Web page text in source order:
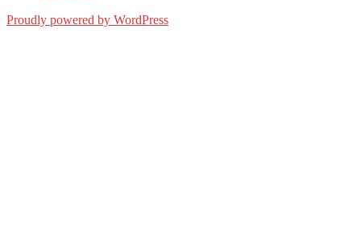
Proudly powered by WordPress